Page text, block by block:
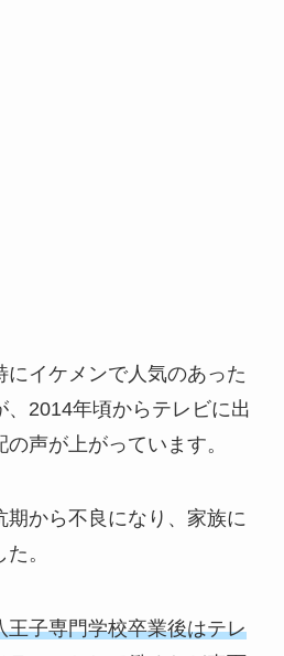
イケメンで人気のあった
、2014年頃からテレビに出
声が上がっています。
期から不良になり、家族に
。
王子専門学校卒業後はテレ